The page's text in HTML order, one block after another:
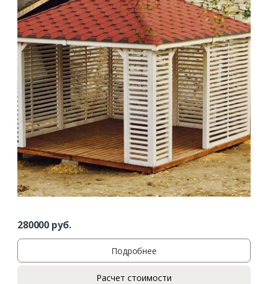
Заказать
Ваше имя*
Ваш телефон*
Комментарий к заказу
280000 руб.
Подробнее
Расчет стоимости